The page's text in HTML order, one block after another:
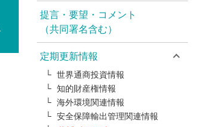
提言・要望・コメント
（共同署名含む）
定期更新情報
世界通商投資情報
知的財産権情報
海外環境関連情報
安全保障輸出管理関連情報